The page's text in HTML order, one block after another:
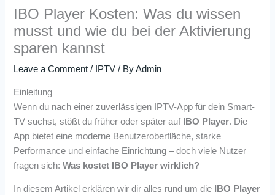
IBO Player Kosten: Was du wissen
musst und wie du bei der Aktivierung
sparen kannst
Leave a Comment / IPTV / ByAdmin
Einleitung
Wenn du nach einer zuverlässigen IPTV-App für dein Smart-
TV suchst, stößt du früher oder später auf
IBO Player. Die
App bietet eine moderne Benutzeroberfläche, starke
Performance und einfache Einrichtung – doch viele Nutzer
fragen sich:Was kostet IBO Player wirklich?
In diesem Artikel erklären wir dir alles rund um die
IBO Player